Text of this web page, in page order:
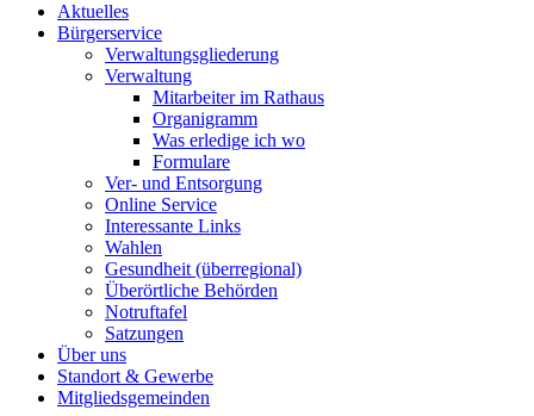
Aktuelles
Bürgerservice
Verwaltungsgliederung
Verwaltung
Mitarbeiter im Rathaus
Organigramm
Was erledige ich wo
Formulare
Ver- und Entsorgung
Online Service
Interessante Links
Wahlen
Gesundheit (überregional)
Überörtliche Behörden
Notruftafel
Satzungen
Über uns
Standort & Gewerbe
Mitgliedsgemeinden